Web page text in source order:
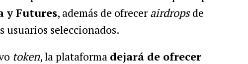
y Futures, además de ofrecerairdropsde
usuarios seleccionados.
token, la plataforma dejará de ofrecer